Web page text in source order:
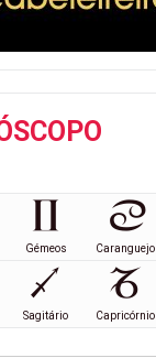
Gémeos Caranguejo
Sagitário Capricórnio